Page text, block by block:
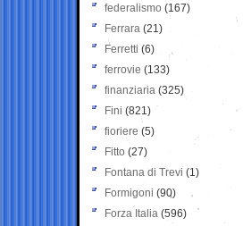
federalismo (167)
Ferrara (21)
Ferretti (6)
ferrovie (133)
finanziaria (325)
Fini (821)
fioriere (5)
Fitto (27)
Fontana di Trevi (1)
Formigoni (90)
Forza Italia (596)